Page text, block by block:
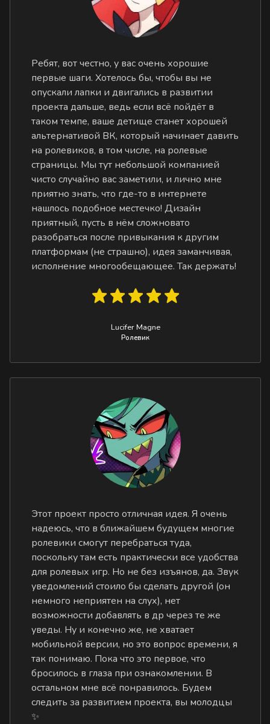
Ребят, вот честно, у вас очень хорошие
первые шаги. Хотелось бы, чтобы вы не
опускали лапки и двигались в развитии
проекта дальше, ведь если всё пойдёт в
таком темпе, ваше детище станет хорошей
альтернативой ВК, который начинает давить
на ролевиков, в том числе, на ролевые
страницы. Мы тут небольшой компанией
чисто случайно вас заметили, и лично мне
приятно знать, что где-то в интернете
нашлось подобное местечко! Дизайн
приятный, пусть в нём сложновато
разобраться после привыкания к другим
платформам (не страшно), идея заманчивая,
исполнение многообещающее. Так держать!
Lucifer Magne
Ролевик
Этот проект просто отличная идея. Я очень
надеюсь, что в ближайшем будущем многие
ролевики смогут перебраться туда,
поскольку там есть практически все удобства
для ролевых игр. Но не без изъянов, да. Звук
уведомлений стоило бы сделать другой (он
немного неприятен на слух), нет
возможности добавлять в др через те же
уведы. Ну и конечно же, не хватает
мобильной версии, но это вопрос времени, я
так понимаю. Пока что это первое, что
бросилось в глаза при ознакомлении. В
остальном мне всё понравилось. Будем
следить за развитием проекта, вы молодцы
✨